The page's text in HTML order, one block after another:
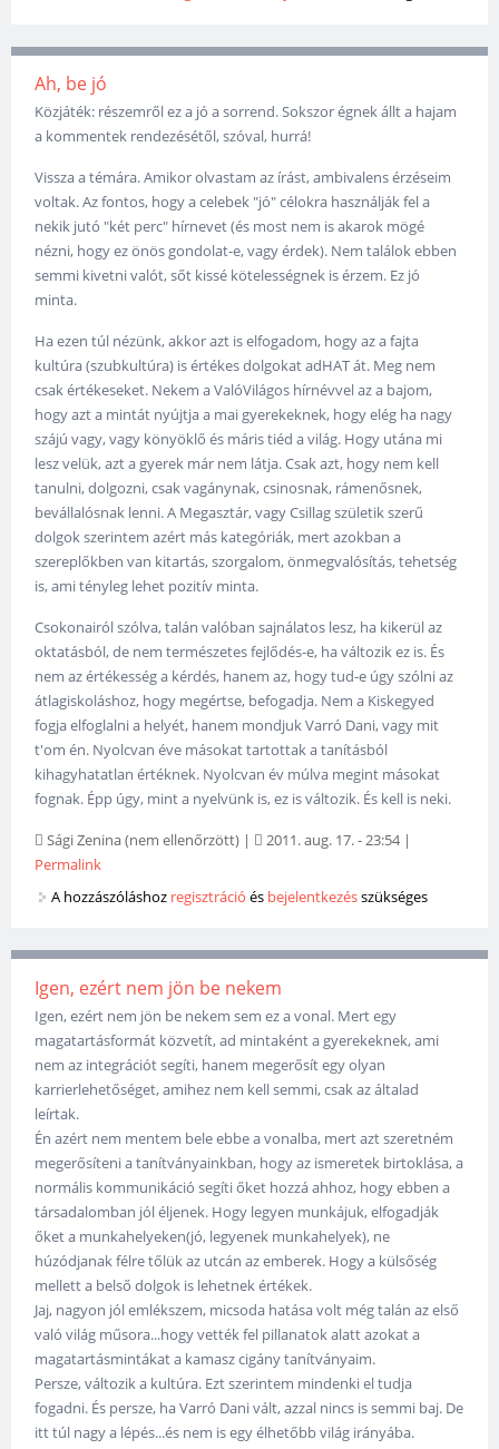
Ah, be jó
Közjáték: részemről ez a jó a sorrend. Sokszor égnek állt a hajam
a kommentek rendezésétől, szóval, hurrá!
Vissza a témára. Amikor olvastam az írást, ambivalens érzéseim
voltak. Az fontos, hogy a celebek "jó" célokra használják fel a
nekik jutó "két perc" hírnevet (és most nem is akarok mögé
nézni, hogy ez önös gondolat-e, vagy érdek). Nem találok ebben
semmi kivetni valót, sőt kissé kötelességnek is érzem. Ez jó
minta.
Ha ezen túl nézünk, akkor azt is elfogadom, hogy az a fajta
kultúra (szubkultúra) is értékes dolgokat adHAT át. Meg nem
csak értékeseket. Nekem a ValóVilágos hírnévvel az a bajom,
hogy azt a mintát nyújtja a mai gyerekeknek, hogy elég ha nagy
szájú vagy, vagy könyöklő és máris tiéd a világ. Hogy utána mi
lesz velük, azt a gyerek már nem látja. Csak azt, hogy nem kell
tanulni, dolgozni, csak vagánynak, csinosnak, rámenősnek,
bevállalósnak lenni. A Megasztár, vagy Csillag születik szerű
dolgok szerintem azért más kategóriák, mert azokban a
szereplőkben van kitartás, szorgalom, önmegvalósítás, tehetség
is, ami tényleg lehet pozitív minta.
Csokonairól szólva, talán valóban sajnálatos lesz, ha kikerül az
oktatásból, de nem természetes fejlődés-e, ha változik ez is. És
nem az értékesség a kérdés, hanem az, hogy tud-e úgy szólni az
átlagiskoláshoz, hogy megértse, befogadja. Nem a Kiskegyed
fogja elfoglalni a helyét, hanem mondjuk Varró Dani, vagy mit
t'om én. Nyolcvan éve másokat tartottak a tanításból
kihagyhatatlan értéknek. Nyolcvan év múlva megint másokat
fognak. Épp úgy, mint a nyelvünk is, ez is változik. És kell is neki.
Sági Zenina (nem ellenőrzött) | 2011. aug. 17. - 23:54|
Permalink
A hozzászóláshoz regisztráció és bejelentkezésszükséges
Igen, ezért nem jön be nekem
Igen, ezért nem jön be nekem sem ez a vonal. Mert egy
magatartásformát közvetít, ad mintaként a gyerekeknek, ami
nem az integrációt segíti, hanem megerősít egy olyan
karrierlehetőséget, amihez nem kell semmi, csak az általad
leírtak.
Én azért nem mentem bele ebbe a vonalba, mert azt szeretném
megerősíteni a tanítványainkban, hogy az ismeretek birtoklása, a
normális kommunikáció segíti őket hozzá ahhoz, hogy ebben a
társadalomban jól éljenek. Hogy legyen munkájuk, elfogadják
őket a munkahelyeken(jó, legyenek munkahelyek), ne
húzódjanak félre tőlük az utcán az emberek. Hogy a külsőség
mellett a belső dolgok is lehetnek értékek.
Jaj, nagyon jól emlékszem, micsoda hatása volt még talán az első
való világ műsora...hogy vették fel pillanatok alatt azokat a
magatartásmintákat a kamasz cigány tanítványaim.
Persze, változik a kultúra. Ezt szerintem mindenki el tudja
fogadni. És persze, ha Varró Dani vált, azzal nincs is semmi baj. De
itt túl nagy a lépés...és nem is egy élhetőbb világ irányába.